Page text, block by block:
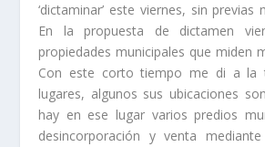
‘dictaminar’ este viernes, sin
En la propuesta de dictamen
propiedades municipales que miden
Con este corto tiempo me di a la
lugares, algunos sus ubicaciones
hay en ese lugar varios predios
desincorporación y venta